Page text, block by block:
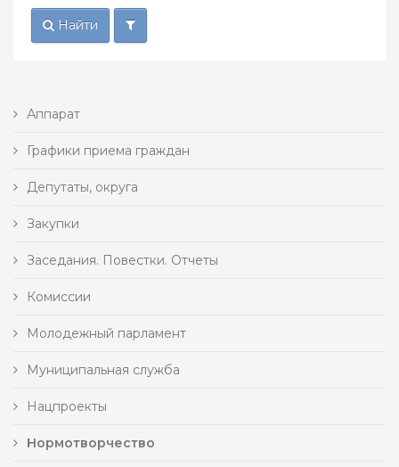
Найти
Аппарат
Графики приема граждан
Депутаты, округа
Закупки
Заседания. Повестки. Отчеты
Комиссии
Молодежный парламент
Муниципальная служба
Нацпроекты
Нормотворчество